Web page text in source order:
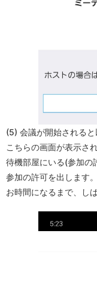
(5) 会議が開始されると
こちらの画面が表示さ
待機部屋にいる(参加の
参加の許可を出します。
お時間になるまで、し